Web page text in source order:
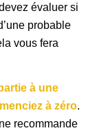
évaluer si
probable
vous fera
à une
à zéro.
recommande